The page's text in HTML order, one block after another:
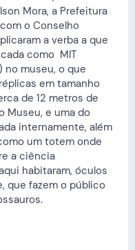
Mora, a Prefeitura
o Conselho
a verba a que
como MIT
museu, o que
em tamanho
de 12 metros de
Museu, e uma do
internamente, além
um totem onde
a ciência
habitaram, óculos
que fazem o público